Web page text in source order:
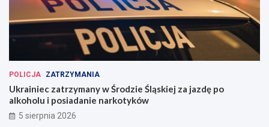
POLICJA ZATRZYMANIA
Ukrainiec zatrzymany w Środzie Śląskiej za jazdę po
alkoholu i posiadanie narkotyków
5 sierpnia 2026